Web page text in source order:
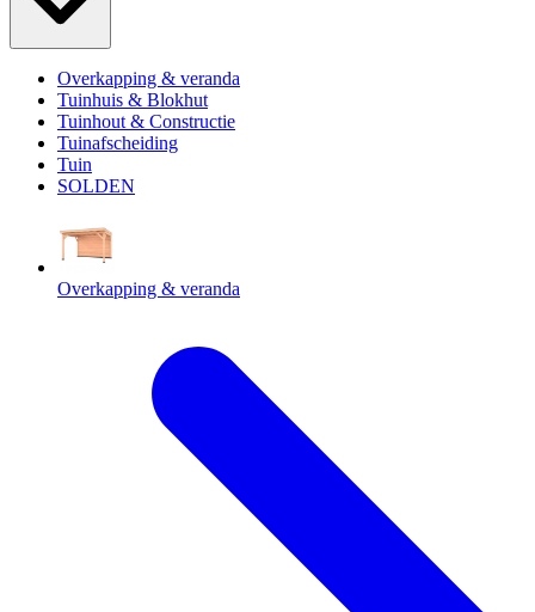
Overkapping & veranda
Tuinhuis & Blokhut
Tuinhout & Constructie
Tuinafscheiding
Tuin
SOLDEN
Overkapping & veranda